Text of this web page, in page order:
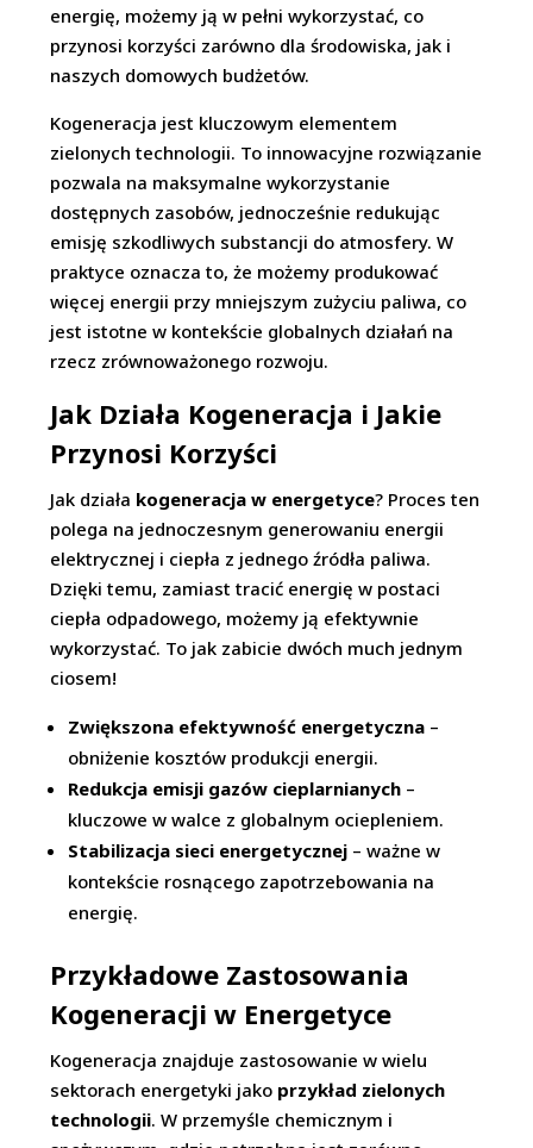
energię, możemy ją w pełni wykorzystać, co
przynosi korzyści zarówno dla środowiska, jak i
naszych domowych budżetów.
Kogeneracja jest kluczowym elementem
zielonych technologii. To innowacyjne rozwiązanie
pozwala na maksymalne wykorzystanie
dostępnych zasobów, jednocześnie redukując
emisję szkodliwych substancji do atmosfery. W
praktyce oznacza to, że możemy produkować
więcej energii przy mniejszym zużyciu paliwa, co
jest istotne w kontekście globalnych działań na
rzecz zrównoważonego rozwoju.
Jak Działa Kogeneracja i Jakie
Przynosi Korzyści
Jak działa kogeneracja w energetyce? Proces ten
polega na jednoczesnym generowaniu energii
elektrycznej i ciepła z jednego źródła paliwa.
Dzięki temu, zamiast tracić energię w postaci
ciepła odpadowego, możemy ją efektywnie
wykorzystać. To jak zabicie dwóch much jednym
ciosem!
Zwiększona efektywność energetyczna –
obniżenie kosztów produkcji energii.
Redukcja emisji gazów cieplarnianych –
kluczowe w walce z globalnym ociepleniem.
Stabilizacja sieci energetycznej – ważne w
kontekście rosnącego zapotrzebowania na
energię.
Przykładowe Zastosowania
Kogeneracji w Energetyce
Kogeneracja znajduje zastosowanie w wielu
sektorach energetyki jako przykład zielonych
technologii. W przemyśle chemicznym i